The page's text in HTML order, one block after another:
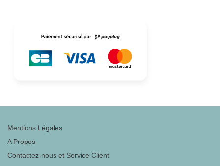
Mentions Légales
A Propos
Contactez-nous et Service Client